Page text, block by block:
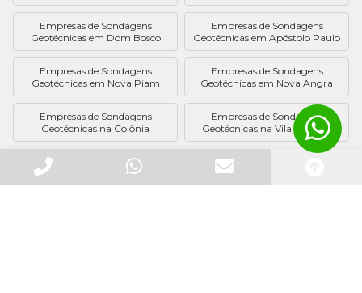
Empresas de Sondagens
Geotécnicas em Dom Bosco
Empresas de Sondagens
Geotécnicas em Apóstolo Paulo
Empresas de Sondagens
Geotécnicas em Nova Piam
Empresas de Sondagens
Geotécnicas em Nova Angra
Empresas de Sondagens
Geotécnicas na Colônia
Empresas de Sondagens
Geotécnicas na Vila Coringa